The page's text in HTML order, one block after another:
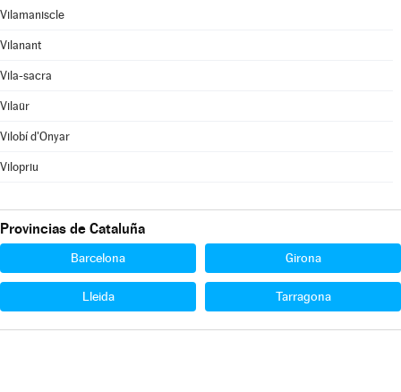
Vilamaniscle
Vilanant
Vila-sacra
Vilaür
Vilobí d'Onyar
Vilopriu
Provincias de Cataluña
Barcelona Girona
Lleida Tarragona